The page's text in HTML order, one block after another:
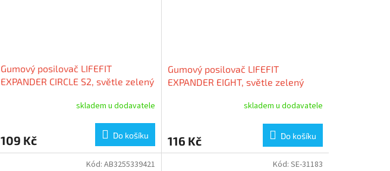
Gumový posilovač LIFEFIT
EXPANDER CIRCLE S2, světle zelený
skladem u dodavatele
109 Kč Do košíku
Gumový posilovač LIFEFIT
EXPANDER EIGHT, světle zelený
skladem u dodavatele
116 Kč Do košíku
Kód: AB3255339421 Kód: SE-31183